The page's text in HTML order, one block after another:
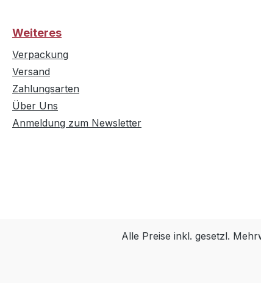
Weiteres
Verpackung
Versand
Zahlungsarten
Über Uns
Anmeldung zum Newsletter
Alle Preise inkl. gesetzl.